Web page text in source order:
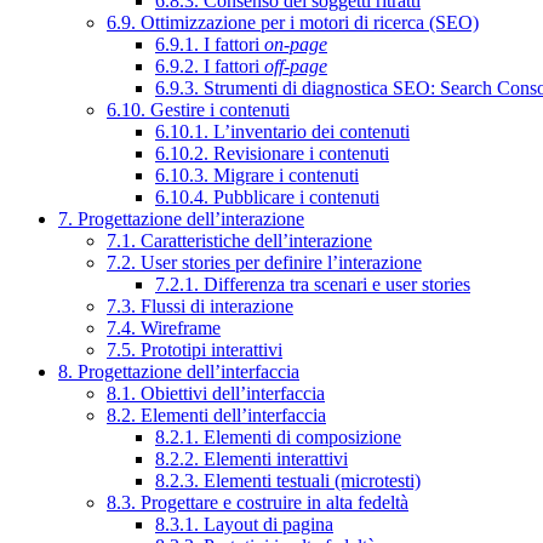
6.9. Ottimizzazione per i motori di ricerca (SEO)
6.9.1. I fattori on-page
6.9.2. I fattori off-page
6.9.3. Strumenti di diagnostica SEO: Search
6.10. Gestire i contenuti
6.10.1. L’inventario dei contenuti
6.10.2. Revisionare i contenuti
6.10.3. Migrare i contenuti
6.10.4. Pubblicare i contenuti
7. Progettazione dell’interazione
7.1. Caratteristiche dell’interazione
7.2. User stories per definire l’interazione
7.2.1. Differenza tra scenari e user stories
7.3. Flussi di interazione
7.4. Wireframe
7.5. Prototipi interattivi
8. Progettazione dell’interfaccia
8.1. Obiettivi dell’interfaccia
8.2. Elementi dell’interfaccia
8.2.1. Elementi di composizione
8.2.2. Elementi interattivi
8.2.3. Elementi testuali (microtesti)
8.3. Progettare e costruire in alta fedeltà
8.3.1. Layout di pagina